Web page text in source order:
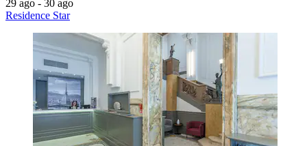
29 ago - 30 ago
Residence Star